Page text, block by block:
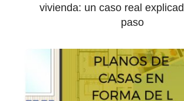
vivienda: un caso real
paso